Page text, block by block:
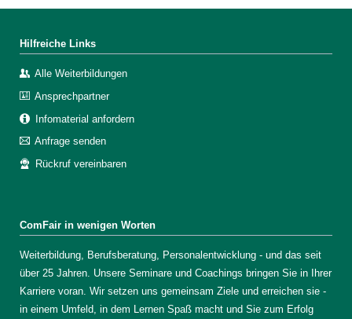
Hilfreiche Links
Alle Weiterbildungen
Ansprechpartner
Infomaterial anfordern
Anfrage senden
Rückruf vereinbaren
ComFair in wenigen Worten
Weiterbildung, Berufsberatung, Personalentwicklung - und das seit
über 25 Jahren. Unsere Seminare und Coachings bringen Sie in Ihrer
Karriere voran. Wir setzen uns gemeinsam Ziele und erreichen sie -
in einem Umfeld, in dem Lernen Spaß macht und Sie zum Erfolg